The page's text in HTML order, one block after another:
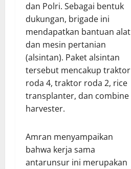
dan Polri. Sebagai bentuk
dukungan, brigade ini
mendapatkan bantuan alat
dan mesin pertanian
(alsintan). Paket alsintan
tersebut mencakup traktor
roda 4, traktor roda 2, rice
transplanter, dan combine
harvester.
Amran menyampaikan
bahwa kerja sama
antarunsur ini merupakan